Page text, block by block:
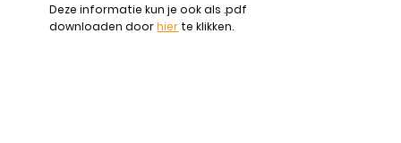
Deze informatie kun je ook als .pdf
downloaden doorhier te klikken.